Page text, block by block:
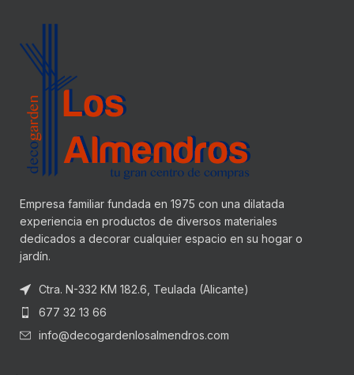
Empresa familiar fundada en 1975 con una dilatada
experiencia en productos de diversos materiales
dedicados a decorar cualquier espacio en su hogar o
jardín.
Ctra. N-332 KM 182.6, Teulada (Alicante)
677 32 13 66
info@decogardenlosalmendros.com